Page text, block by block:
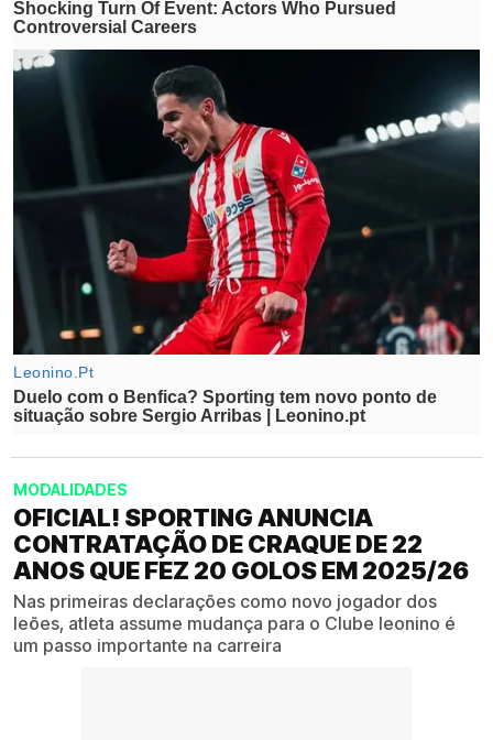
MODALIDADES
OFICIAL! SPORTING ANUNCIA
CONTRATAÇÃO DE CRAQUE DE 22
ANOS QUE FEZ 20 GOLOS EM 2025/26
Nas primeiras declarações como novo jogador dos
leões, atleta assume mudança para o Clube leonino é
um passo importante na carreira